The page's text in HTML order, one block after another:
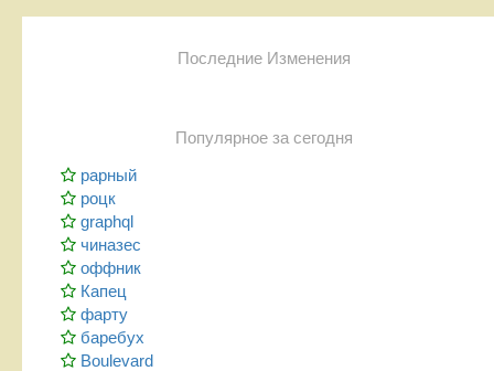
Последние Изменения
Популярное за сегодня
рарный
роцк
graphql
чиназес
оффник
Капец
фарту
баребух
Boulevard